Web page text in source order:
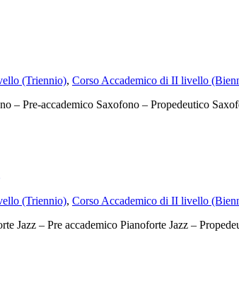
(Triennio), Corso Accademico di II livello
– Pre-accademico Saxofono – Propedeutico
(Triennio), Corso Accademico di II livello
Jazz – Pre accademico Pianoforte Jazz –